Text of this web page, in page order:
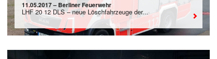
11.05.2017 – Berliner Feuerwehr
LHF 20 12 DLS – neue Löschfahrzeuge der...